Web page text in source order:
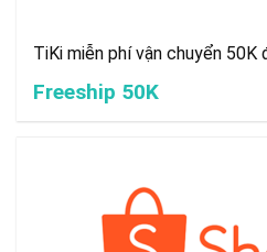
TiKi miễn phí vận chuyển
Freeship 50K